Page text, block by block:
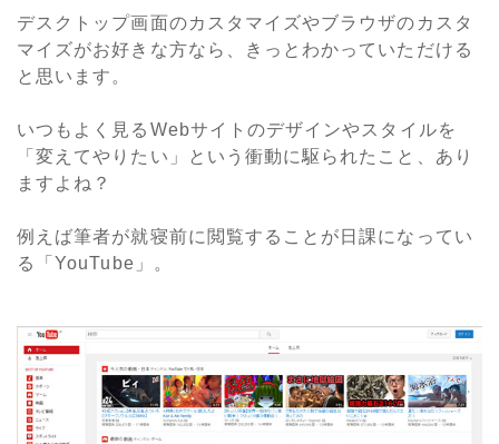
デスクトップ画面のカスタマイズやブラウザのカスタ
マイズがお好きな方なら、きっとわかっていただける
と思います。
いつもよく見るWebサイトのデザインやスタイルを
「変えてやりたい」という衝動に駆られたこと、あり
ますよね？
例えば筆者が就寝前に閲覧することが日課になってい
る「YouTube」。